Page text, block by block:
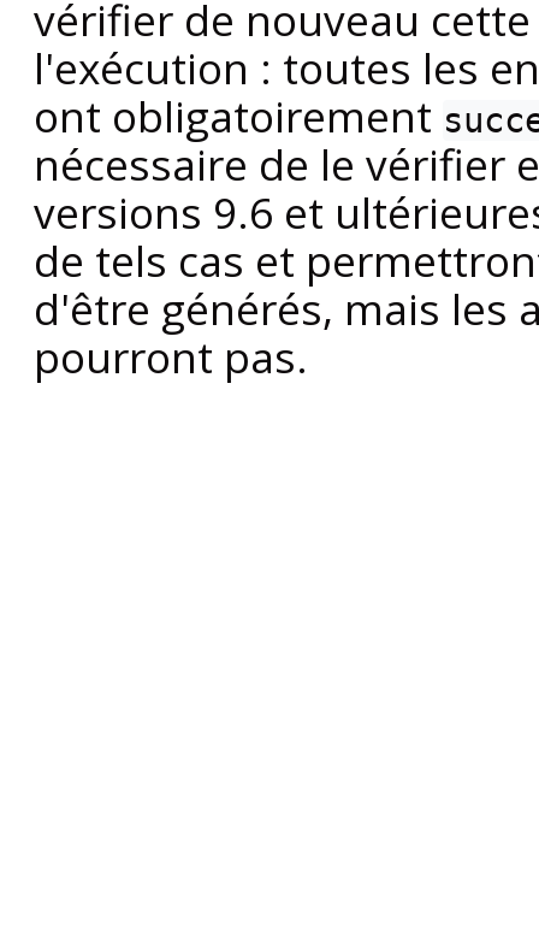
vérifier de nouveau
l'exécution : toutes les
ont obligatoirement
nécessaire de le vérifier
versions 9.6 et
de tels cas et
d'être générés, mais les
pourront pas.